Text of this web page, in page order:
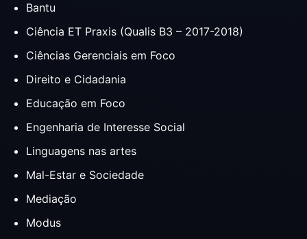
Bantu
Ciência ET Praxis (Qualis B3 – 2017-2018)
Ciências Gerenciais em Foco
Direito e Cidadania
Educação em Foco
Engenharia de Interesse Social
Linguagens nas artes
Mal-Estar e Sociedade
Mediação
Modus